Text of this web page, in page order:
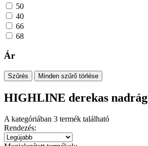
50
40
66
68
Ár
Szűrés Minden szűrő törlése
HIGHLINE derekas nadrág
A kategóriában 3 termék található
Rendezés: